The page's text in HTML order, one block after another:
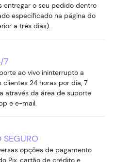
entregar o seu pedido dentro
especificado na página do
a três dias).
7
ao vivo ininterrupto a
clientes 24 horas por dia, 7
através da área de suporte
e e-mail.
SEGURO
opções de pagamento
Pix, cartão de crédito e